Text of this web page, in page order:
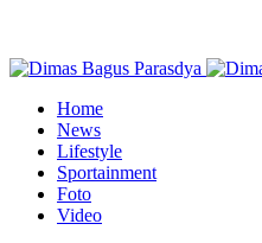
Home
News
Lifestyle
Sportainment
Foto
Video